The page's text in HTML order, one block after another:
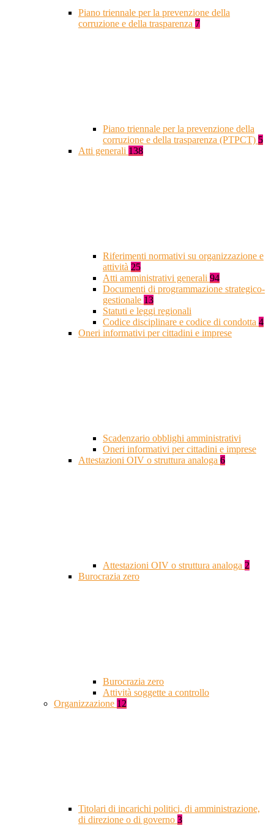
Piano triennale per la prevenzione della
corruzione e della trasparenza 7
Piano triennale per la prevenzione della
corruzione e della trasparenza (PTPCT) 5
Atti generali 138
Riferimenti normativi su organizzazione e
attività 25
Atti amministrativi generali 94
Documenti di programmazione strategico-
gestionale 13
Statuti e leggi regionali
Codice disciplinare e codice di condotta 4
Oneri informativi per cittadini e imprese
Scadenzario obblighi amministrativi
Oneri informativi per cittadini e imprese
Attestazioni OIV o struttura analoga 6
Attestazioni OIV o struttura analoga 2
Burocrazia zero
Burocrazia zero
Attività soggette a controllo
Organizzazione 12
Titolari di incarichi politici, di amministrazione,
di direzione o di governo 3